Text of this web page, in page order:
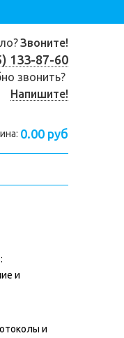
Звоните!
133-87-60
звонить?
Напишите!
0.00 руб
и
и